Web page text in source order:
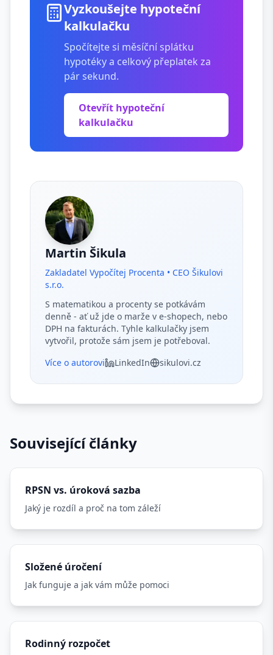
Vyzkoušejte hypoteční
kalkulačku
Spočítejte si měsíční splátku
hypotéky a celkový přeplatek za
pár sekund.
Otevřít hypoteční
kalkulačku
Martin Šikula
Zakladatel Vypočítej Procenta • CEO Šikulovi
s.r.o.
S matematikou a procenty se potkávám
denně - ať už jde o marže v e-shopech, nebo
DPH na fakturách. Tyhle kalkulačky jsem
vytvořil, protože sám jsem je potřeboval.
Více o autorovi
LinkedIn sikulovi.cz
Související články
RPSN vs. úroková sazba
Jaký je rozdíl a proč na tom záleží
Složené úročení
Jak funguje a jak vám může pomoci
Rodinný rozpočet